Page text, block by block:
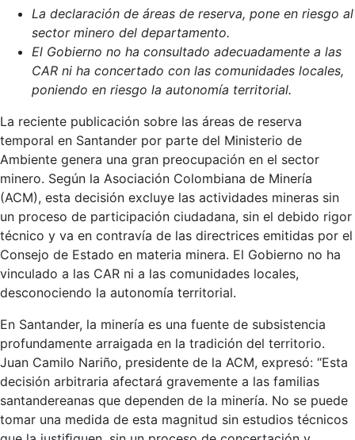
La declaración de áreas de reserva, pone en riesgo al
sector minero del departamento.
El Gobierno no ha consultado adecuadamente a las
CAR ni ha concertado con las comunidades locales,
poniendo en riesgo la autonomía territorial.
La reciente publicación sobre las áreas de reserva
temporal en Santander por parte del Ministerio de
Ambiente genera una gran preocupación en el sector
minero. Según la Asociación Colombiana de Minería
(ACM), esta decisión excluye las actividades mineras sin
un proceso de participación ciudadana, sin el debido rigor
técnico y va en contravía de las directrices emitidas por el
Consejo de Estado en materia minera. El Gobierno no ha
vinculado a las CAR ni a las comunidades locales,
desconociendo la autonomía territorial.
En Santander, la minería es una fuente de subsistencia
profundamente arraigada en la tradición del territorio.
Juan Camilo Nariño, presidente de la ACM, expresó: “Esta
decisión arbitraria afectará gravemente a las familias
santandereanas que dependen de la minería. No se puede
tomar una medida de esta magnitud sin estudios técnicos